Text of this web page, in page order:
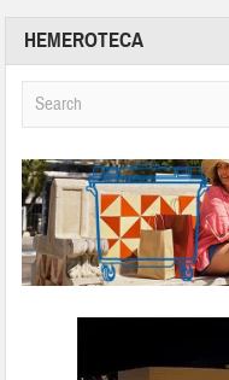
HEMEROTECA